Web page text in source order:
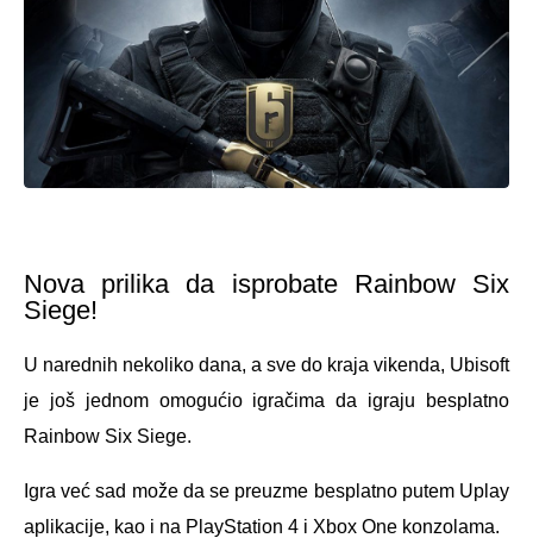
Nova prilika da isprobate Rainbow Six
Siege!
U narednih nekoliko dana, a sve do kraja vikenda, Ubisoft
je još jednom omogućio igračima da igraju besplatno
Rainbow Six Siege.
Igra već sad može da se preuzme besplatno putem Uplay
aplikacije, kao i na PlayStation 4 i Xbox One konzolama.